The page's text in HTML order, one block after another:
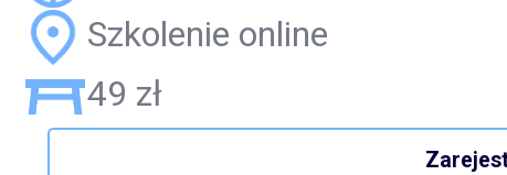
Szkolenie online
49 zł